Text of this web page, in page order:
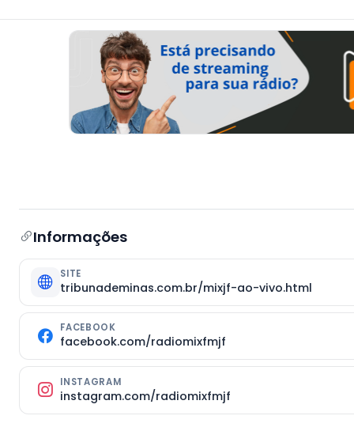
Informações
SITE
tribunademinas.com.br/mixjf-ao-vivo.html
FACEBOOK
facebook.com/radiomixfmjf
INSTAGRAM
instagram.com/radiomixfmjf